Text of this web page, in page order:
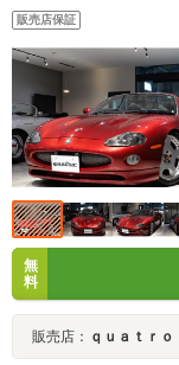
販売店保証
無
料
販売店： ｑｕａｔｒｏ